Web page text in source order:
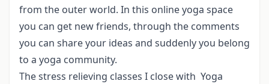
from the outer world. In this online yoga space
you can get new friends, through the comments
you can share your ideas and suddenly you belong
to a yoga community.
The stress relieving classes I close with Yoga